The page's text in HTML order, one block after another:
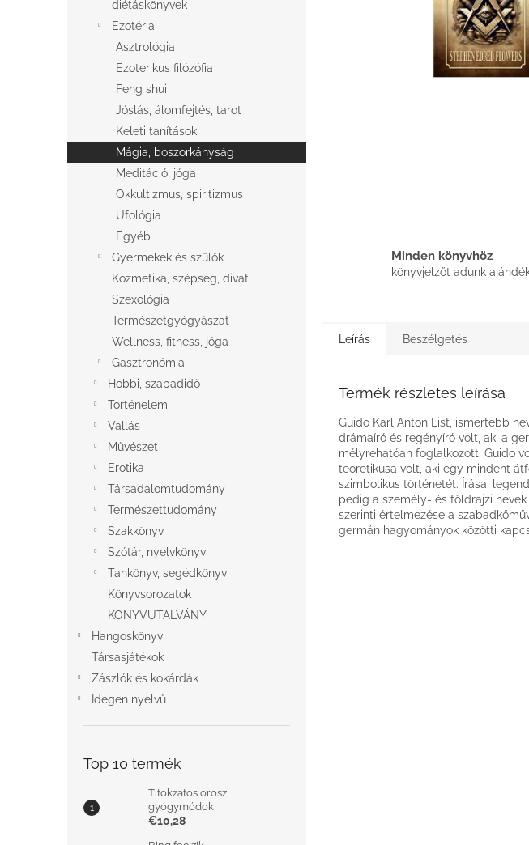
diétáskönyvek
Ezotéria
Asztrológia
Ezoterikus filózófia
Feng shui
Jóslás, álomfejtés, tarot
Keleti tanítások
Mágia, boszorkányság
Meditáció, jóga
Okkultizmus, spiritizmus
Ufológia
Egyéb
Gyermekek és szülők
Kozmetika, szépség, divat
Szexológia
Természetgyógyászat
Wellness, fitness, jóga
Gasztronómia
Hobbi, szabadidő
Történelem
Vallás
Művészet
Erotika
Társadalomtudomány
Természettudomány
Szakkönyv
Szótár, nyelvkönyv
Tankönyv, segédkönyv
Könyvsorozatok
KÖNYVUTALVÁNY
Hangoskönyv
Társasjátékok
Zászlók és kokárdák
Idegen nyelvű
Top 10 termék
Titokzatos orosz
gyógymódok
€10,28
Minden könyvhöz
könyvjelzőt adunk
Leírás Beszélgetés
Termék részletes leírása
Guido Karl Anton List, ismertebb
drámaíró és regényíró volt, aki a
mélyrehatóan foglalkozott. Guido
teoretikusa volt, aki egy mindent
szimbolikus történetét. Írásai
pedig a személy- és földrajzi
szerinti értelmezése a
germán hagyományok közötti